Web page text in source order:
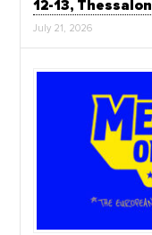
12-13,
July 21, 2026